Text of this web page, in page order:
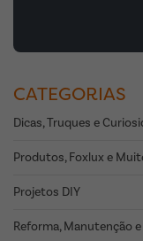
CATEGORIAS
Dicas, Truques e
Produtos, Foxlux e
Projetos DIY
Reforma, Manutenção